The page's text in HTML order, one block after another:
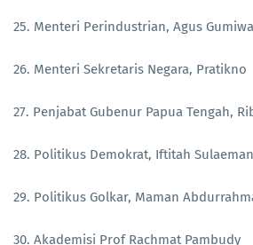
25. Menteri Perindustrian, Agus
26. Menteri Sekretaris Negara, Pratikno
27. Penjabat Gubenur Papua Tengah,
28. Politikus Demokrat, Iftitah Sulaeman
29. Politikus Golkar, Maman
30. Akademisi Prof Rachmat Pambudy